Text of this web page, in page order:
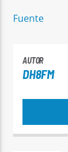
Fuente
AUTOR
DH8FM